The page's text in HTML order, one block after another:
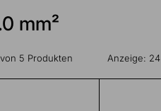
mm²
5 Produkten Anzeige: